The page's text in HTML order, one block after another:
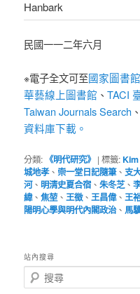
Hanbark
民國一一二年六月
※電子全文可至國家圖書
華藝線上圖書館 、TACI
Taiwan Journals Search 、
資料庫下載。
分類: 《明代研究》 |標籤:
城地孝、 崇一堂日記隨筆、 支
河、 明清史夏合宿、朱冬芝、
緯、焦堃、王徵、王昌偉、王
陽明心學與明代內閣政治、 馬
站內搜尋
搜
尋